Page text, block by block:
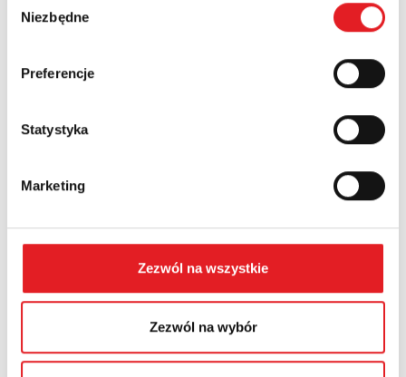
zgody
Niezbędne
Preferencje
Statystyka
Marketing
Zezwól na wszystkie
Zezwól na wybór
Treść: *
Wyrażam zgodę na przetwarzanie moich danych
osobowych przez Relpol S.A. Więcej informacji na
temat przetwarzania danych osobowych wPolityce